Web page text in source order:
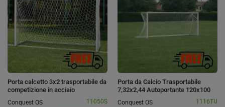
Porta calcetto 3x2 trasportabile da
competizione in acciaio
Conquest OS
11050S
Porta da Calcio Trasportabile
7,32x2,44 Autoportante 120x100
Conquest OS
1116TU